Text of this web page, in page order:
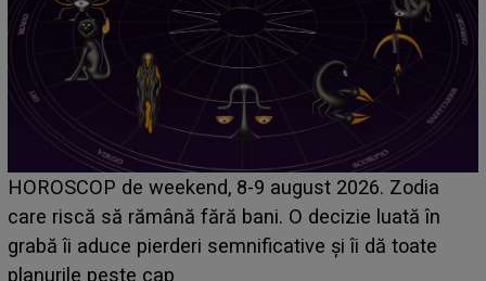
Emanuel a ținut ACEST DETALIU ASCUNS până
acum! În fața Alexandrei, concurentul din Casa Iubirii
face o MĂRTURISIRE NEAȘTEPTATĂ despre mama
sa: "I-am spus și ei în față, eu nu te iubesc pentru